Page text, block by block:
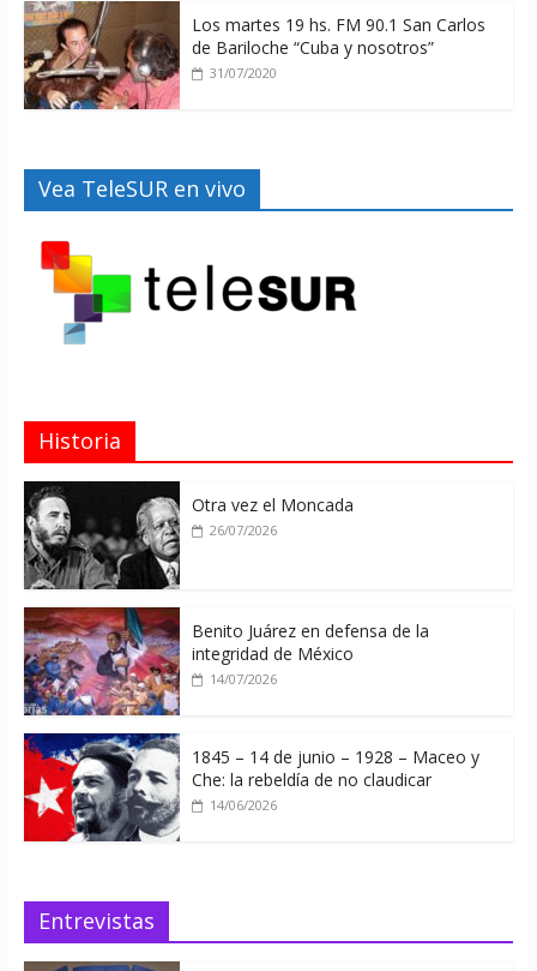
Los martes 19 hs. FM 90.1 San Carlos
de Bariloche “Cuba y nosotros”
31/07/2020
Vea TeleSUR en vivo
Historia
Otra vez el Moncada
26/07/2026
Benito Juárez en defensa de la
integridad de México
14/07/2026
1845 – 14 de junio – 1928 – Maceo y
Che: la rebeldía de no claudicar
14/06/2026
Entrevistas